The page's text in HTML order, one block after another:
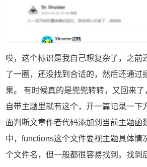
哎，这个标识是我自己想复杂了，之前
了一圈，还没找到合适的，然后还通过
果。 有时候真的是兜兜转转，又回来
自带主题里就有这个，开一篇记录一下
面判断文章作者代码添加到当前主题函
中，functions这个文件要视主题具体情
个文件名，但一般都很容易找到。找到